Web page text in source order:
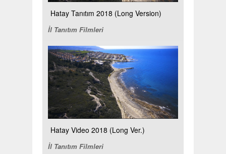
Hatay Tanıtım 2018 (Long Version)
İl Tanıtım Filmleri
Hatay Video 2018 (Long Ver.)
İl Tanıtım Filmleri